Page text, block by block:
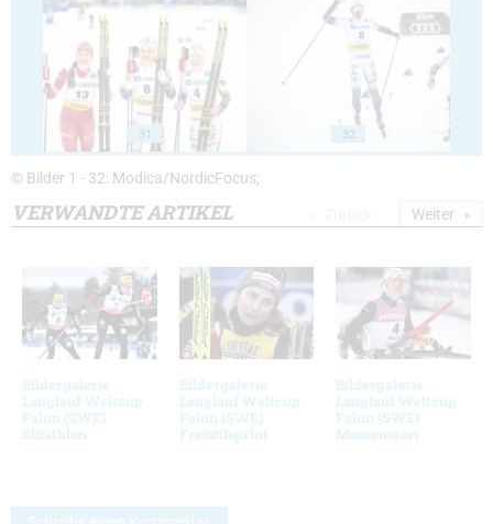
31 32
© Bilder 1 - 32: Modica/NordicFocus;
VERWANDTE ARTIKEL
Bildergalerie
Langlauf Weltcup
Falun (SWE)
Skiathlon
Bildergalerie
Langlauf Weltcup
Falun (SWE)
Freistilsprint
Bildergalerie
Langlauf Weltcup
Falun (SWE)
Massenstart
Weiter